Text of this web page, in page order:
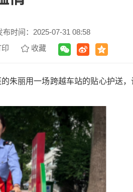
布时间：2025-07-31 08:58
收藏
朱丽用一场跨越车站的贴心护送